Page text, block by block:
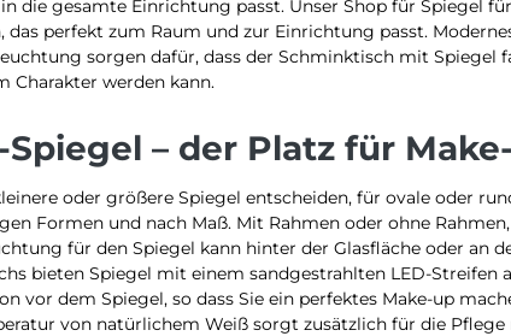
die gesamte Einrichtung passt. Unser Shop für Spiegel für
perfekt zum Raum und zur Einrichtung passt.
sorgen dafür, dass der Schminktisch mit Spiegel
Charakter werden kann.
– der Platz für
oder größere Spiegel entscheiden, für ovale oder
Formen und nach Maß. Mit Rahmen oder ohne
für den Spiegel kann hinter der Glasfläche oder an
bieten Spiegel mit einem sandgestrahlten LED-Streifen
vor dem Spiegel, so dass Sie ein perfektes Make-up
von natürlichem Weiß sorgt zusätzlich für die